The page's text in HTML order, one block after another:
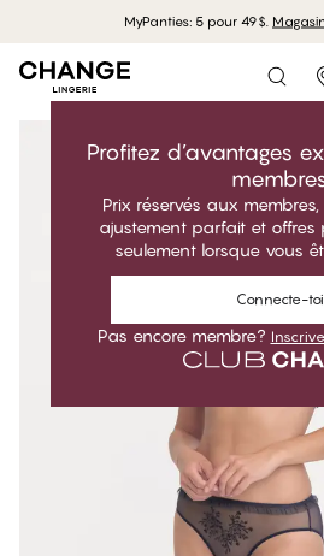
MyPanties: 5 pour 49$.
Profitez d’avantages
Prix réservés aux
ajustement parfait et offres
seulement lorsque vous
Connecte-toi
Pas encore membre?